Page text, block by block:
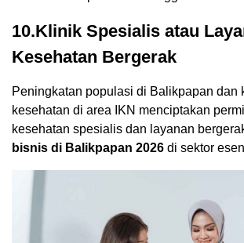
10.Klinik Spesialis atau
Kesehatan Bergerak
Peningkatan populasi di Balikpapan dan
kesehatan di area IKN menciptakan
kesehatan spesialis dan layanan
bisnis di Balikpapan 2026 di sektor